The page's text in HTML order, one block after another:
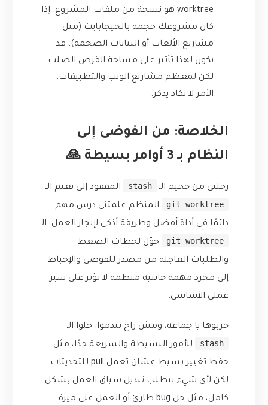
worktree هو نسخة من ملفات المشروع. إذا
كان مشروعك حجمه بالجيجابايت (مثل
مشاريع الألعاب أو البيانات الضخمة)، قد
يكون لهذا تأثير على مساحة القرص الصلب.
لكن لمعظم مشاريع الويب والتطبيقات،
الأمر لا يكاد يذكر.
الخلاصة: من الفوضى إلى
النظام بـ 3 أوامر بسيطة 🙏
رحلتي من جحيم الـ stash
المفقود إلى نعيم الـ
git worktree
المنظم علمتني درس مهم:
دائمًا في أداة أفضل وطريقة أذكى لإنجاز العمل. الـ
git worktree
حوّل لحظات الضغط
والطلبات العاجلة من مصدر للفوضى والإحباط
إلى مجرد مهمة جانبية منظمة لا تؤثر على سير
عملي الأساسي.
جربوها يا جماعة، ومش راح تندموا. خلوا الـ
stash
للأمور البسيطة والسريعة جدًا، مثل
حفظ تغيير بسيط عشان تعمل pull للتحديثات.
لكن لأي شيء يتطلب تبديل سياق العمل بشكل
كامل، مثل حل bug طارئ أو العمل على ميزة